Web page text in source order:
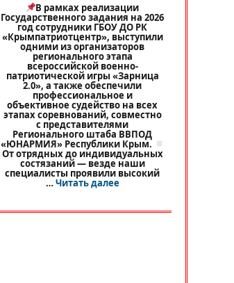
В рамках реализации
Государственного задания на 2026
год сотрудники ГБОУ ДО РК
«Крымпатриотцентр», выступили
одними из организаторов
регионального этапа
всероссийской военно-
патриотической игры «Зарница
2.0», а также обеспечили
профессиональное и
объективное судейство на всех
этапах соревнований, совместно
с представителями
Регионального штаба ВВПОД
«ЮНАРМИЯ» Республики Крым.
От отрядных до индивидуальных
состязаний — везде наши
специалисты проявили высокий
…Читать далее«